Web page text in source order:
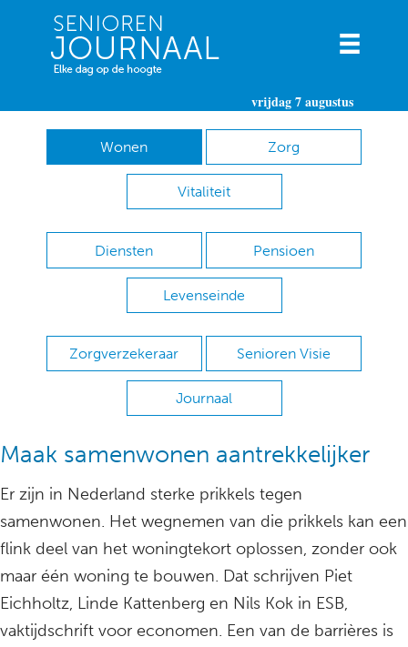
vrijdag 7 augustus
Wonen Zorg
Vitaliteit
Diensten Pensioen
Levenseinde
Zorgverzekeraar Senioren Visie
Journaal
Maak samenwonen aantrekkelijker
Er zijn in Nederland sterke prikkels tegen
samenwonen. Het wegnemen van die prikkels kan een
flink deel van het woningtekort oplossen, zonder ook
maar één woning te bouwen. Dat schrijven Piet
Eichholtz, Linde Kattenberg en Nils Kok in ESB,
vaktijdschrift voor economen. Een van de barrières is